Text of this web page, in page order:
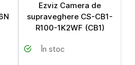
Ezviz Camera de
supraveghere CS-CB1-
R100-1K2WF (CB1)
În stoc